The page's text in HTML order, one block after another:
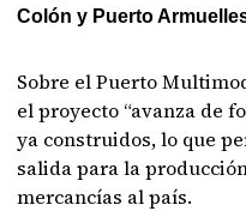
Colón y Puerto
Sobre el Puerto
el proyecto “avanza de
ya construidos, lo que
salida para la
mercancías al país.